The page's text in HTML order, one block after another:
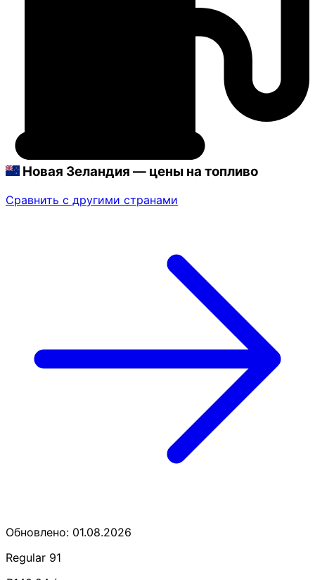
Новая Зеландия — цены на топливо
Сравнить с другими странами
Обновлено: 01.08.2026
Regular 91